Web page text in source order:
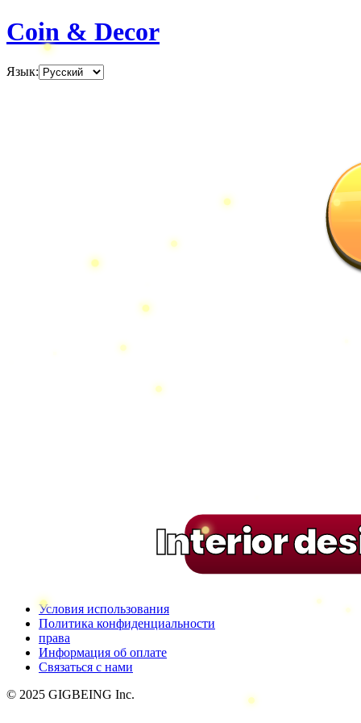
Coin & Decor
Язык:
Interior
Условия использования
Политика конфиденциальности
права
Информация об оплате
Связаться с нами
© 2025 GIGBEING Inc.